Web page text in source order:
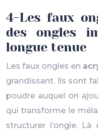
4-Les faux
des ongles
longue tenue
Les faux ongles en
grandissant. Ils sont
poudre auquel on
qui transforme le
structurer l’ongle.